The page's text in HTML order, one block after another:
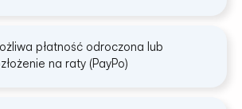
płatność odroczona lub
na raty (PayPo)